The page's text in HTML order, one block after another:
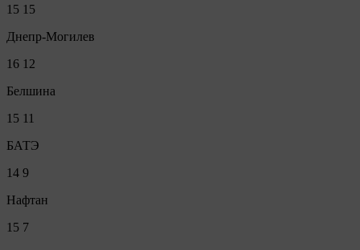
15 15
Днепр-Могилев
16 12
Белшина
15 11
БАТЭ
14 9
Нафтан
15 7